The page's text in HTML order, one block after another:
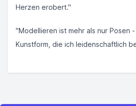
Herzen erobert."
"Modellieren ist mehr als nur Posen
Kunstform, die ich leidenschaftlich